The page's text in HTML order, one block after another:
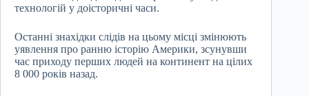
технологій у доісторичні часи.
Останні знахідки слідів на цьому місці змінюють
уявлення про ранню історію Америки, зсунувши
час приходу перших людей на континент на цілих
8 000 років назад.